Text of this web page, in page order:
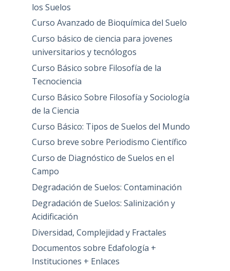
los Suelos
Curso Avanzado de Bioquímica del Suelo
Curso básico de ciencia para jovenes
universitarios y tecnólogos
Curso Básico sobre Filosofía de la
Tecnociencia
Curso Básico Sobre Filosofía y Sociología
de la Ciencia
Curso Básico: Tipos de Suelos del Mundo
Curso breve sobre Periodismo Científico
Curso de Diagnóstico de Suelos en el
Campo
Degradación de Suelos: Contaminación
Degradación de Suelos: Salinización y
Acidificación
Diversidad, Complejidad y Fractales
Documentos sobre Edafología +
Instituciones + Enlaces